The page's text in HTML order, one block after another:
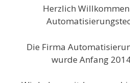
Herzlich
Die Firma
wurde Anfang